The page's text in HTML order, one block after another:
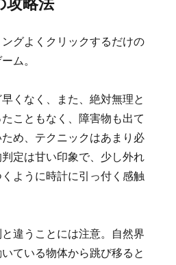
攻略法
グよくクリックするだけの
ム。
くなく、また、絶対無理と
こともなく、障害物も出て
め、テクニックはあまり必
定は甘い印象で、少し外れ
ように時計に引っ付く感触
違うことには注意。自然界
ている物体から跳び移ると